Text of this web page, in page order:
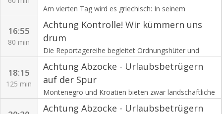
Am vierten Tag wird es griechisch: In seinem
"Restaurant Korfu" in Burscheid begrüßt Gastgeber
Aki die Mitstreiter mit griechischer Herzlichkeit und
einem Tisch voller mediterraner Spezialitäten.
Zwischen duftenden Grillgerichten, frischen Beilagen
und traditionellen Rezepten setzt Aki auf Authentizität
und familiärere Atmosphäre. Reicht diese Mischung
aus, um sich kurz vor dem Finale an die Spitze zu
setzen.(n)
16:55
80 min
Achtung Kontrolle! Wir kümmern uns
drum
Die Reportagereihe begleitet Ordnungshüter und
Polizisten im Arbeitsalltag.(n)
18:15
125 min
Achtung Abzocke - Urlaubsbetrügern
auf der Spur
Montenegro und Kroatien bieten zwar landschaftliche
Schönheit mit der Bucht von Kotor, Inseln und
Achtung Abzocke - Urlaubsbetrügern